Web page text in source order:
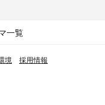
一覧
境 採用情報